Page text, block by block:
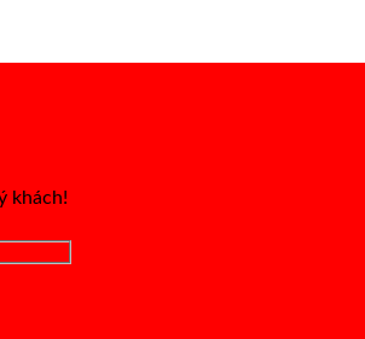
khách!